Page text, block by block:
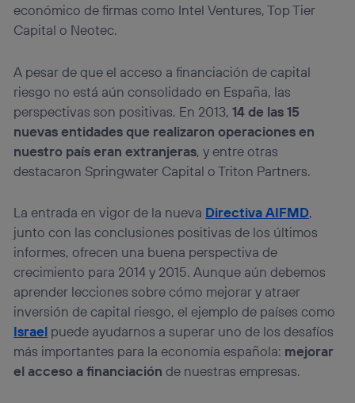
económico de firmas como Intel Ventures, Top Tier
Capital o Neotec.
A pesar de que el acceso a financiación de capital
riesgo no está aún consolidado en España, las
perspectivas son positivas. En 2013,14 de las 15
nuevas entidades que realizaron operaciones en
nuestro país eran extranjeras, y entre otras
destacaron Springwater Capital o Triton Partners.
La entrada en vigor de la nueva Directiva AIFMD,
junto con las conclusiones positivas de los últimos
informes, ofrecen una buena perspectiva de
crecimiento para 2014 y 2015. Aunque aún debemos
aprender lecciones sobre cómo mejorar y atraer
inversión de capital riesgo, el ejemplo de países como
Israel puede ayudarnos a superar uno de los desafíos
más importantes para la economía española: mejorar
el acceso a financiación de nuestras empresas.